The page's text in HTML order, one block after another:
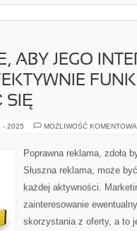
ABY JEGO
SIĘ
- 2025 MOŻLIWOŚĆ
Poprawna reklama, zdoła
Słuszna reklama, może
każdej aktywności.
zainteresowanie
skorzystania z oferty, a to